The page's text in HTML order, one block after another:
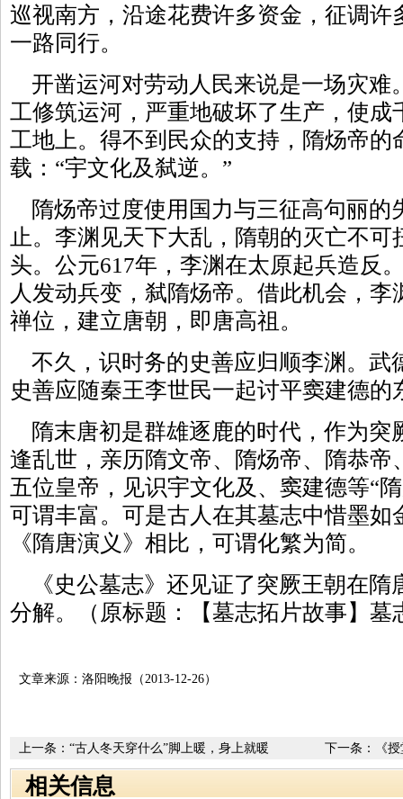
巡视南方，沿途花费许多资金，征调许
一路同行。
开凿运河对劳动人民来说是一场灾难
工修筑运河，严重地破坏了生产，使成
工地上。得不到民众的支持，隋炀帝的
载：“宇文化及弑逆。”
隋炀帝过度使用国力与三征高句丽的
止。李渊见天下大乱，隋朝的灭亡不
头。公元617年，李渊在太原起兵造反
人发动兵变，弑隋炀帝。借此机会，
禅位，建立唐朝，即唐高祖。
不久，识时务的史善应归顺李渊。武
史善应随秦王李世民一起讨平窦建德的
隋末唐初是群雄逐鹿的时代，作为突
逢乱世，亲历隋文帝、隋炀帝、隋恭帝
五位皇帝，见识宇文化及、窦建德等“
可谓丰富。可是古人在其墓志中惜墨如
《隋唐演义》相比，可谓化繁为简。
《史公墓志》还见证了突厥王朝在隋
分解。（原标题：【墓志拓片故事】墓
文章来源：洛阳晚报（2013-12-26）
下一条： 《
上一条： “古人冬天穿什么”脚上暖，身上就暖
相关信息